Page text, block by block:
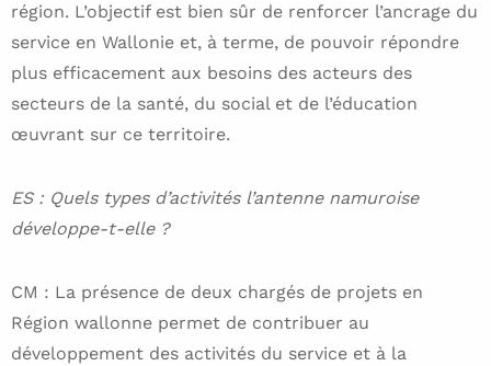
région. L’objectif est bien sûr de renforcer l’ancrage du
service en Wallonie et, à terme, de pouvoir répondre
plus efficacement aux besoins des acteurs des
secteurs de la santé, du social et de l’éducation
œuvrant sur ce territoire.
ES : Quels types d’activités l’antenne namuroise
développe-t-elle ?
CM : La présence de deux chargés de projets en
Région wallonne permet de contribuer au
développement des activités du service et à la